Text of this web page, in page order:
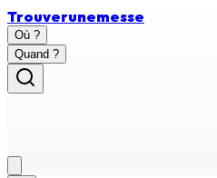
Trouverunemesse
Où ?
Quand ?